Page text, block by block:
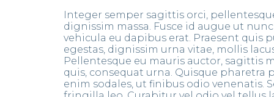
Integer semper sagittis orci,
dignissim massa. Fusce id augue ut
vehicula eu dapibus erat. Praesent quis
egestas, dignissim urna vitae, mollis
Pellentesque eu mauris auctor, sagittis
quis, consequat urna. Quisque pharetra
enim sodales, ut finibus odio venenatis.